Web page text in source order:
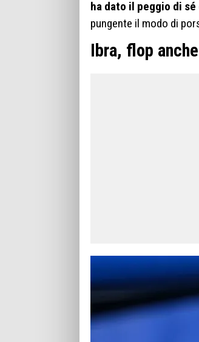
ha dato il peggio di sé
pungente il modo di
Ibra, flop